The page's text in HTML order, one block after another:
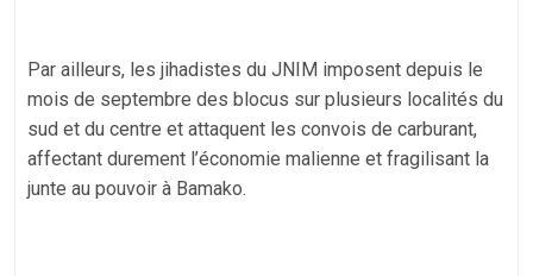
Par ailleurs, les jihadistes du JNIM imposent depuis le
mois de septembre des blocus sur plusieurs localités du
sud et du centre et attaquent les convois de carburant,
affectant durement l’économie malienne et fragilisant la
junte au pouvoir à Bamako.